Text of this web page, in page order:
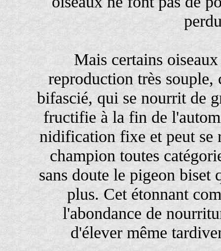
Mais certains
reproduction très souple,
bifascié, qui se nourrit de
fructifie à la fin de
nidification fixe et peut se
champion toutes
sans doute le pigeon biset
plus. Cet étonnant
l'abondance de
d'élever même